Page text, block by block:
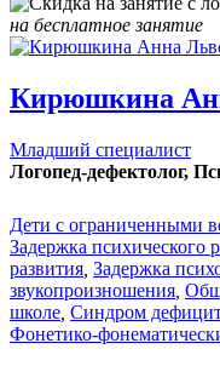
на бесплатное занятие
Кирюшкина
Младший специалист
Логопед-дефектолог,
Дети с ограниченными
Задержка психического
развития Задержка
звукопроизношения
школе Синдром
Фонетико-